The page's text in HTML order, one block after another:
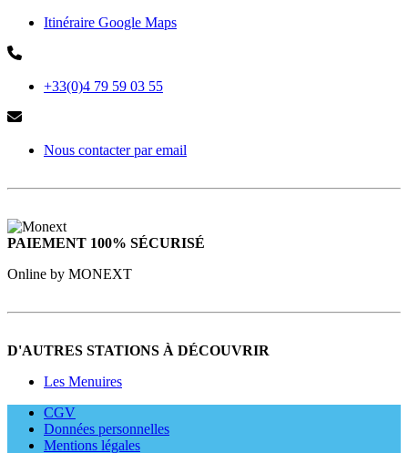
Itinéraire Google Maps
+33(0)4 79 59 03 55
Nous contacter par email
PAIEMENT 100% SÉCURISÉ
Online by MONEXT
D'AUTRES STATIONS À DÉCOUVRIR
Les Menuires
CGV
Données personnelles
Mentions légales